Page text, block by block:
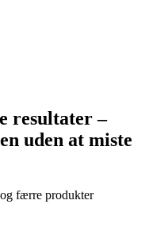
resultater –
uden at miste
færre produkter